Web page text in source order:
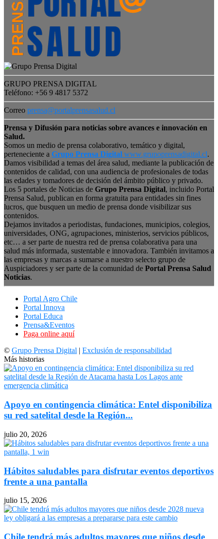
GRUPO PRENSA DIGITAL
Teléfono: +56 9 4817 5372
Correo prensa@portalprensasalud.cl
Prensa y Difusión para noticias sobre avances e innovación en
Salud.
Somos un medio de prensa colaborativo, temático y digital,
perteneciente a Grupo Prensa Digital www.grupoprensadigital.cl.
Damos visibilidad a temas del área salud, mediante la publicación de
contenidos de calidad, con una audiencia de profesionales de todas
las edades y tomadores de decisión del ámbito público y privado.
Los 5 portales de Noticias de Grupo Prensa Digital, incluido Portal
Prensa Salud, publican en forma gratuita para entidades sin fines
lucros, que busquen un medio de prensa donde visibilizar sus
contenidos.
Dejamos invitados a periodistas, fundaciones, municipios, colegios,
universidades, ONG, agrupaciones, ministerios, servicios públicos,
etc… a ser parte de nuestra red de prensa colaborativa para una
salud más informada, sustentable e innovadora. También invitamos a
las empresas y marcas a sumarse a nuestro selecto grupo de
Auspiciadores y ser parte de la comunidad de Portal Prensa Salud
Noticias.
Portal Agro Chile
Portal Innova
Portal Educa
Prensa&Eventos
Paga online aquí
© Grupo Prensa Digital | Exclusión de responsabilidad
Más historias
Apoyo en contingencia climática: Entel disponibiliza
su red satelital desde la Región...
julio 20, 2026
Hábitos saludables para disfrutar eventos deportivos
frente a una pantalla
julio 15, 2026
Chile tendrá más adultos mayores que niños desde